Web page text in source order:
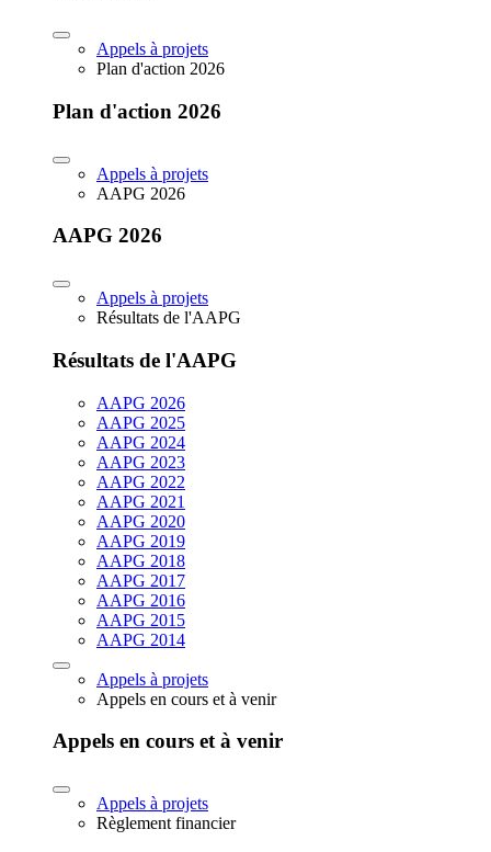
Appels à projets
Plan d'action 2026
Plan d'action 2026
Appels à projets
AAPG 2026
AAPG 2026
Appels à projets
Résultats de l'AAPG
Résultats de l'AAPG
AAPG 2026
AAPG 2025
AAPG 2024
AAPG 2023
AAPG 2022
AAPG 2021
AAPG 2020
AAPG 2019
AAPG 2018
AAPG 2017
AAPG 2016
AAPG 2015
AAPG 2014
Appels à projets
Appels en cours et à venir
Appels en cours et à venir
Appels à projets
Règlement financier